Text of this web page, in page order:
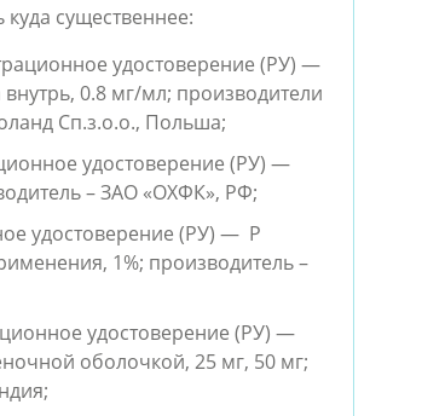
куда существеннее:
удостоверение (РУ) —
0.8 мг/мл; производители
Сп.з.о.о., Польша;
удостоверение (РУ) —
– ЗАО «ОХФК», РФ;
удостоверение (РУ) — Р
1%; производитель –
удостоверение (РУ) —
оболочкой, 25 мг, 50 мг;